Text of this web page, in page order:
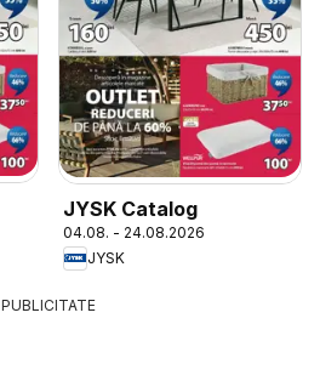
JYSK Catalog
04.08. - 24.08.2026
JYSK
PUBLICITATE